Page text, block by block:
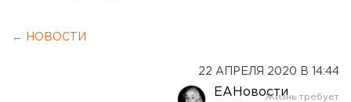
← НОВОСТИ
22 АПРЕЛЯ 2020 В 14:44
ЕАНовости